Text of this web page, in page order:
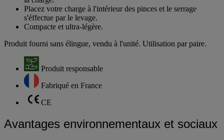
Placez votre charge à l'intérieur des pinces et le serrage
s'éffectue par le levage.
Compacte et ultra-légère.
Produit fourni sans élingue, vendu à l'unité. Utilisation par paire.
Produit responsable
Fabriqué en France
CE
Avantages environnementaux et sociaux